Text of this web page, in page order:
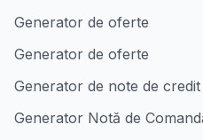
Generator de oferte
Generator de oferte
Generator de note de credit
Generator Notă de